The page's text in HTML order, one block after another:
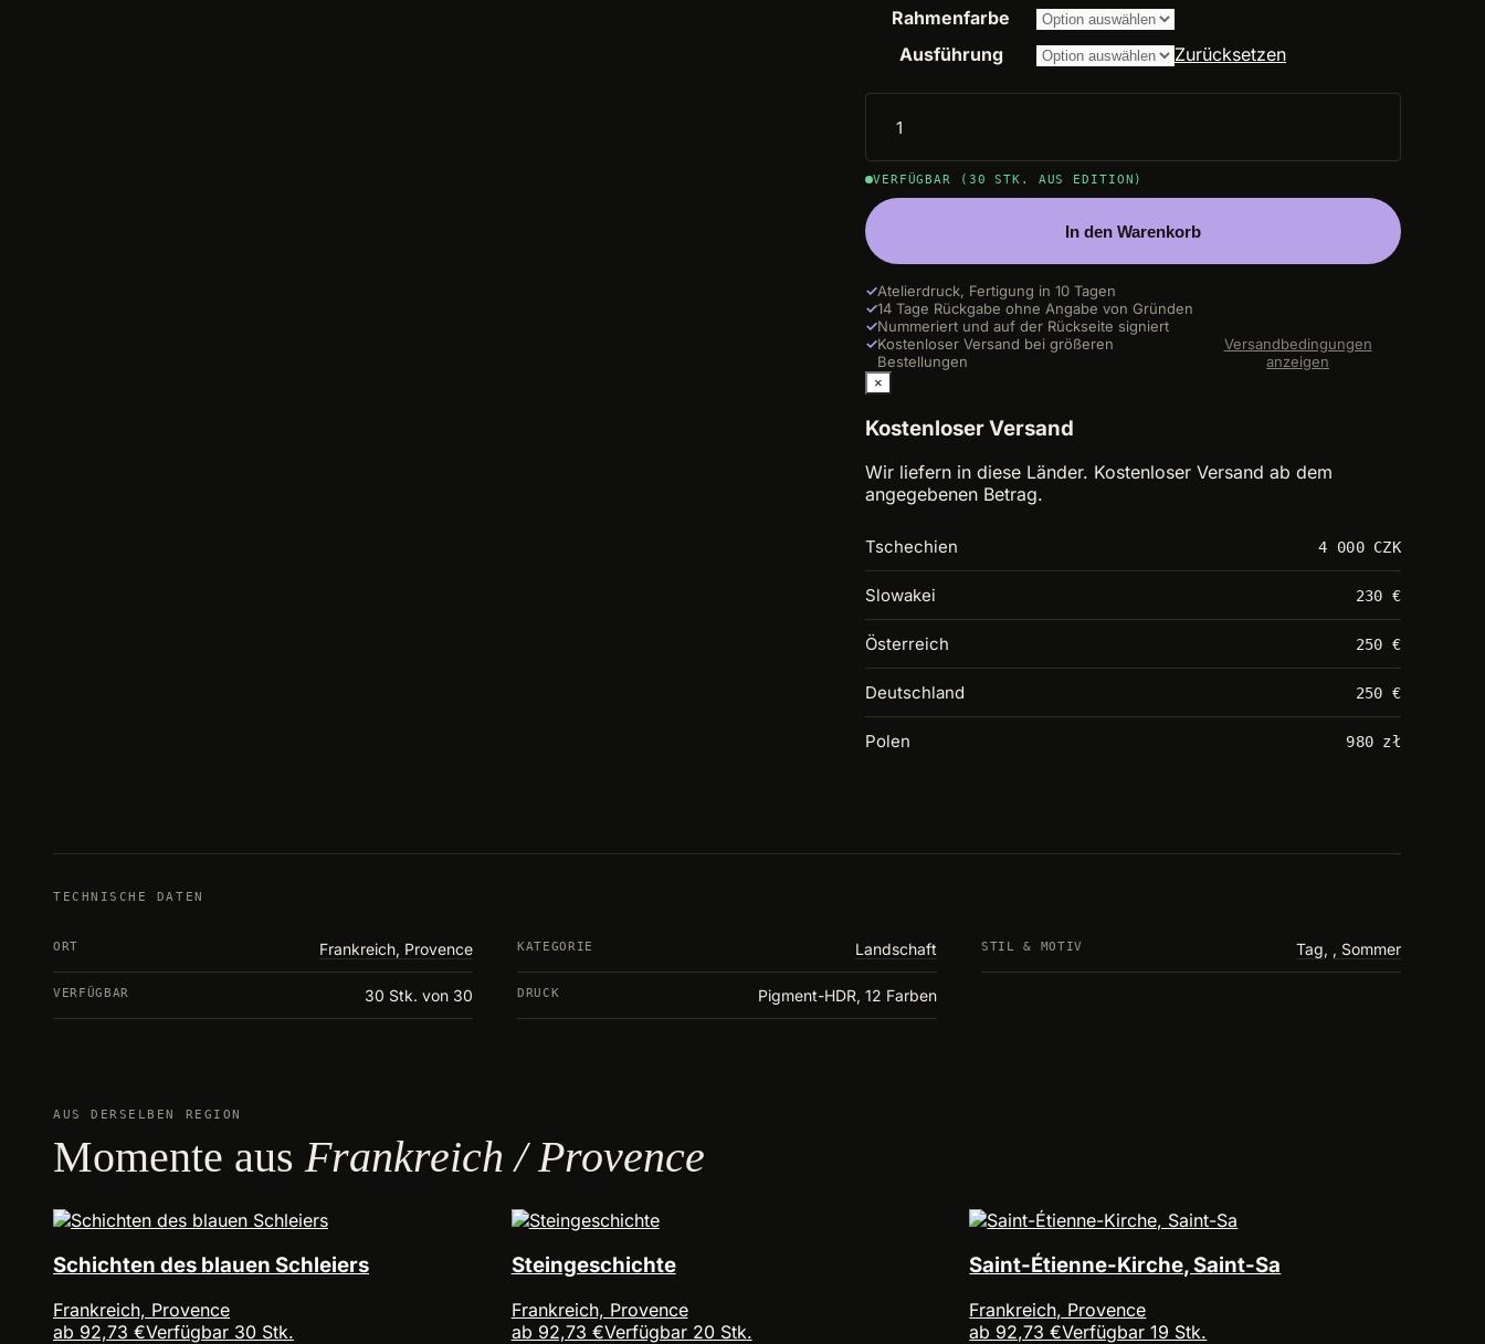
14.200,00 €
Rahmenfarbe
Ausführung
Zurücksetzen
VERFÜGBAR (30 STK. AUS EDITION)
In den Warenkorb
✓Atelierdruck, Fertigung in 10 Tagen
✓14 Tage Rückgabe ohne Angabe von Gründen
✓Nummeriert und auf der Rückseite signiert
✓Kostenloser Versand bei größeren
Bestellungen
Versandbedingungen
anzeigen
×
Kostenloser Versand
Wir liefern in diese Länder. Kostenloser Versand ab dem
angegebenen Betrag.
Tschechien 4 000 CZK
Slowakei 230 €
Österreich 250 €
Deutschland 250 €
Polen 980 zł
TECHNISCHE DATEN
ORT Frankreich, Provence KATEGORIE Landschaft STIL & MOTIV Tag, Sommer
VERFÜGBAR 30 Stk. von 30 DRUCK Pigment-HDR, 12 Farben
AUS DERSELBEN REGION
Momente ausFrankreich / Provence
Schichten des blauen Schleiers
Frankreich, Provence
ab 92,73 €Verfügbar 30 Stk.
Steingeschichte
Frankreich, Provence
ab 92,73 €Verfügbar 20 Stk.
Saint-Étienne-Kirche, Saint-Sa
Frankreich, Provence
ab 92,73 €Verfügbar 19 Stk.